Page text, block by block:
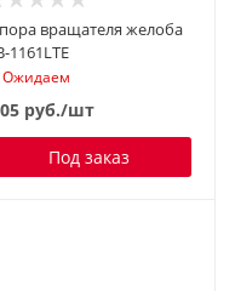
вращателя желоба
1161LTE
Ожидаем
руб./шт
Под заказ